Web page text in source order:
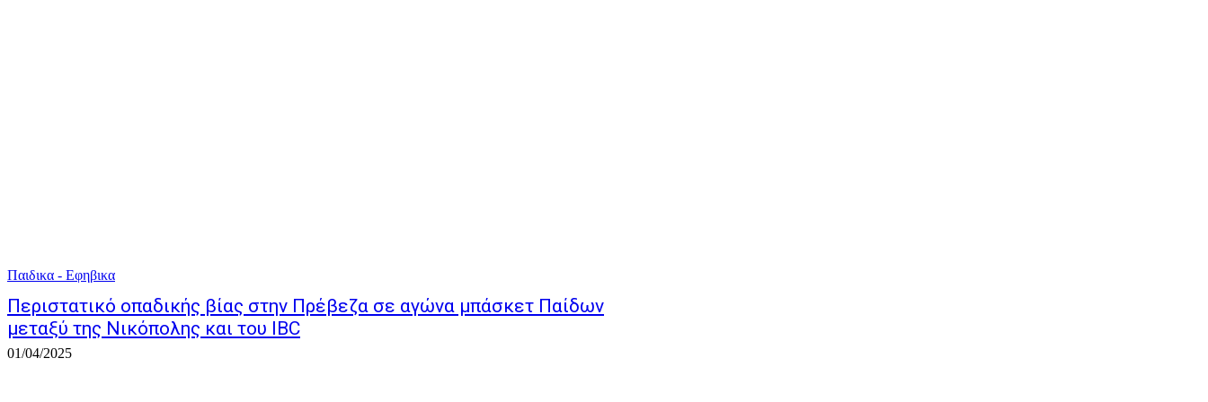
Παιδικα - Εφηβικα
Περιστατικό οπαδικής βίας στην Πρέβεζα σε αγώνα μπάσκετ Παίδων
μεταξύ της Νικόπολης και του IBC
01/04/2025